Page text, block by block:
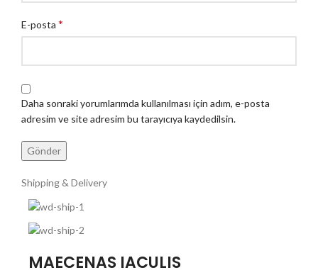
E-posta *
Daha sonraki yorumlarımda kullanılması için adım, e-posta
adresim ve site adresim bu tarayıcıya kaydedilsin.
Shipping & Delivery
MAECENAS IACULIS